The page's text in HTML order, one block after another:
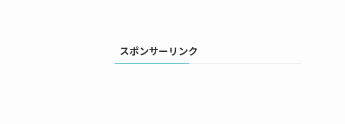
スポンサーリンク